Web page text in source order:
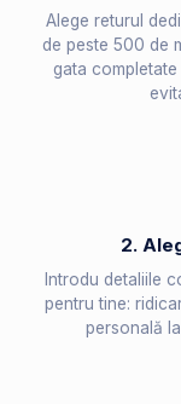
Alege returul
de peste 500 de
gata
2.
Introdu detaliile
pentru tine:
personală